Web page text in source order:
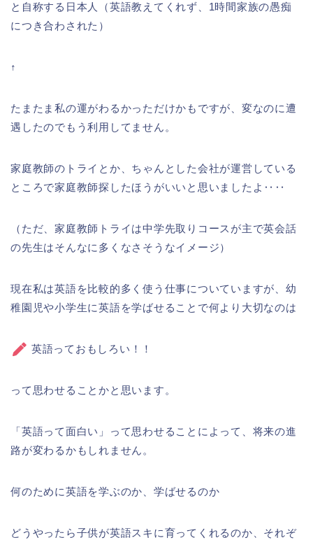
と自称する日本人（英語教えてくれず、1時間家族の愚痴
につき合わされた）
↑
たまたま私の運がわるかっただけかもですが、変なのに遭
遇したのでもう利用してません。
家庭教師のトライとか、ちゃんとした会社が運営している
ところで家庭教師探したほうがいいと思いましたよ‥‥
（ただ、家庭教師トライは中学先取りコースが主で英会話
の先生はそんなに多くなさそうなイメージ）
現在私は英語を比較的多く使う仕事についていますが、幼
稚園児や小学生に英語を学ばせることで何より大切なのは
英語っておもしろい！！
って思わせることかと思います。
「英語って面白い」って思わせることによって、将来の進
路が変わるかもしれません。
何のために英語を学ぶのか、学ばせるのか
どうやったら子供が英語スキに育ってくれるのか、それぞ